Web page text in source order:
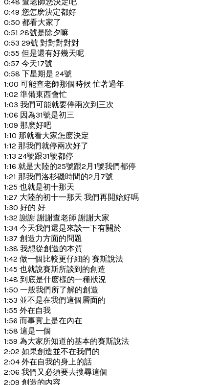
0:49 您怎麽決定都好
0:50 都看大家了
0:51 28號是除夕嘛
0:53 29號 對對對對對
0:55 但是還有好幾天呢
0:57 今天17號
0:58 下星期是 24號
1:00 可能查老師那個時候 忙著過年
1:02 準備東西會忙
1:03 我們可能就要停兩次到三次
1:06 因為31號是初三
1:09 那麽好吧
1:10 那就看大家怎麽決定
1:12 那我們就停兩次好了
1:13 24號跟31號都停
1:16 就是大陸的25號跟2月1號我們都停
1:21 那我們洛杉磯時間的2月7號
1:25 也就是初十那天
1:27 大陸的初十一那天 我們再開始好嗎
1:30 好的 好
1:32 謝謝 謝謝查老師 謝謝大家
1:34 今天我們還是來談一下有關於
1:37 創造力方面的問題
1:38 我想從創造的本質
1:42 做一個比較更仔細的 賽斯說法
1:45 也就說賽斯所談到的創造
1:48 到底是什麽樣的一種狀況
1:50 一般我們所了解的創造
1:53 並不是在我們這個層面的
1:55 外在自我
1:56 而事實上是在內在
1:58 這是一個
1:59 為大家所知道的基本的賽斯說法
2:02 如果創造並不在我們的
2:04 外在自我的身上的話
2:06 我們又必須要去搜尋這個
2:09 創造的內容